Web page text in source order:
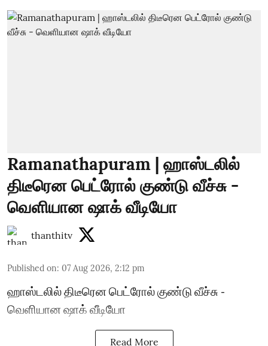
Ramanathapuram | ஹாஸ்டலில்
திடீரென பெட்ரோல் குண்டு வீச்சு -
வெளியான ஷாக் வீடியோ
thanthitv
Published on: 07 Aug 2026, 2:12 pm
ஹாஸ்டலில் திடீரென பெட்ரோல் குண்டு வீச்சு -
வெளியான ஷாக் வீடியோ
Read More